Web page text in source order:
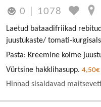
0 1078
Laetud bataadifriikad
juustukaste/ tomati-
Pasta: Kreemine kolme
Vürtsine hakklihasupp. 4,50€
Hinnad sisaldavad